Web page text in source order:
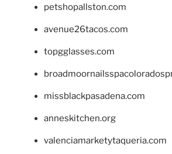
petshopallston.com
avenue26tacos.com
topgglasses.com
missblackpasadena.com
anneskitchen.org
valenciamarketytaqueria.com